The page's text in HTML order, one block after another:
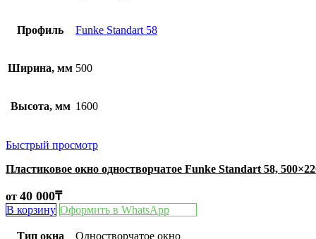
Профиль Funke Standart 58
Ширина, мм 500
Высота, мм 1600
Быстрый просмотр
Пластиковое окно одностворчатое Funke Standart 58,
от 40 000₸
В корзину Оформить в WhatsApp
Тип окна Одностворчатое окно